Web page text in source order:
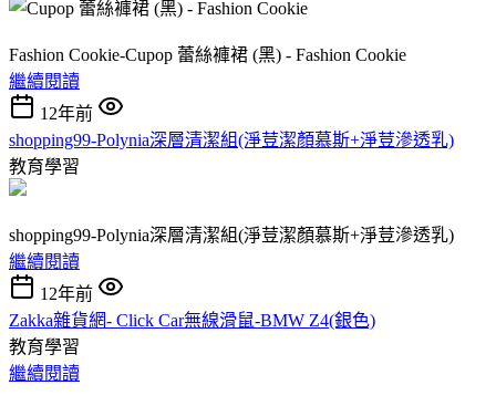
Fashion Cookie-Cupop 蕾絲褲裙 (黑) - Fashion Cookie
繼續閱讀
12年前
shopping99-Polynia深層清潔組(淨荳潔顏慕斯+淨荳滲透乳)
教育學習
shopping99-Polynia深層清潔組(淨荳潔顏慕斯+淨荳滲透乳)
繼續閱讀
12年前
Zakka雜貨網- Click Car無線滑鼠-BMW Z4(銀色)
教育學習
繼續閱讀